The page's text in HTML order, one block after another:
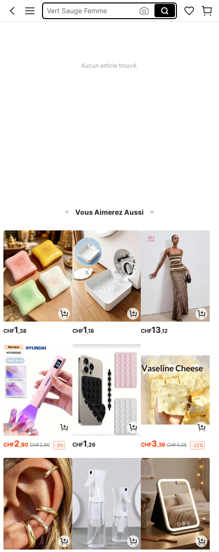
Vert Sauge Femme
Aucun article trouvé.
Vous Aimerez Aussi
CHF1 ,38 CHF1 ,18 CHF13,12
CHF2,80 CHF2,90 -3% CHF1,26 CHF3,36 CHF4,35 -22%